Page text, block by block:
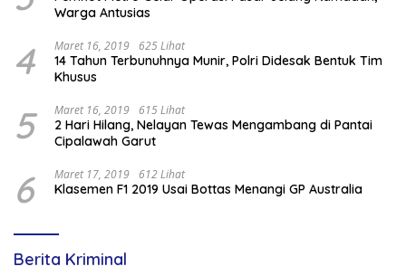
Warga Antusias
4 Maret 16, 2019 625 Lihat
14 Tahun Terbunuhnya Munir, Polri Didesak Bentuk Tim
Khusus
5 Maret 16, 2019 615 Lihat
2 Hari Hilang, Nelayan Tewas Mengambang di Pantai
Cipalawah Garut
6 Maret 17, 2019 612 Lihat
Klasemen F1 2019 Usai Bottas Menangi GP Australia
Berita Kriminal